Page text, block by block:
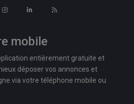
mobile
entièrement gratuite et
déposer vos annonces et
via votre téléphone mobile ou